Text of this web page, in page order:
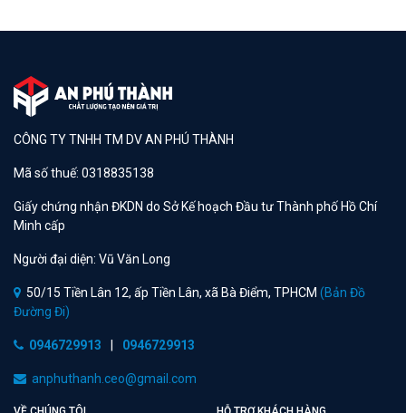
CÔNG TY TNHH TM DV AN PHÚ THÀNH
Mã số thuế: 0318835138
Giấy chứng nhận ĐKDN do Sở Kế hoạch Đầu tư Thành phố Hồ Chí
Minh cấp
Người đại diện: Vũ Văn Long
50/15 Tiền Lân 12, ấp Tiền Lân, xã Bà Điểm, TPHCM (Bản Đồ
Đường Đi)
0946729913 0946729913
anphuthanh.ceo@gmail.com